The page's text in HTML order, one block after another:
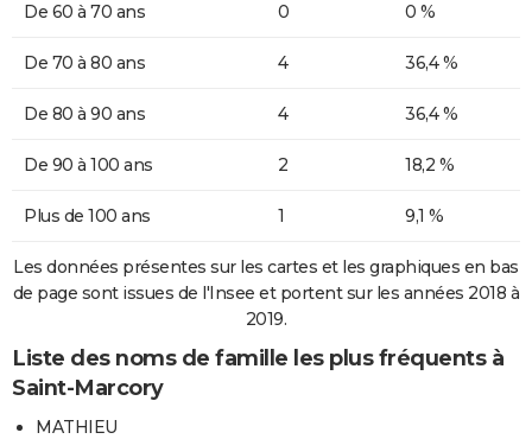
De 60 à 70 ans 0 0 %
De 70 à 80 ans 4 36,4 %
De 80 à 90 ans 4 36,4 %
De 90 à 100 ans 2 18,2 %
Plus de 100 ans 1 9,1 %
Les données présentes sur les cartes et les graphiques en bas
de page sont issues de l'Insee et portent sur les années 2018 à
2019.
Liste des noms de famille les plus fréquents à
Saint-Marcory
MATHIEU